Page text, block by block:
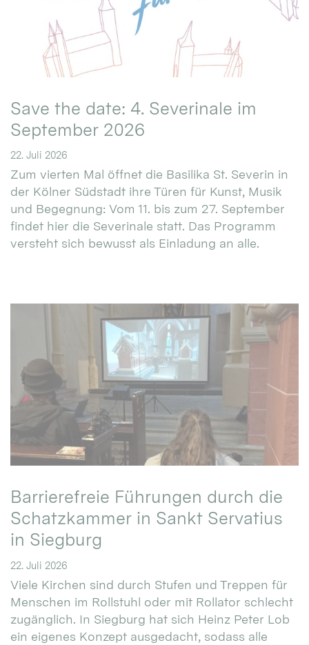
Save the date: 4. Severinale im
September 2026
22. Juli 2026
Zum vierten Mal öffnet die Basilika St. Severin in
der Kölner Südstadt ihre Türen für Kunst, Musik
und Begegnung: Vom 11. bis zum 27. September
findet hier die Severinale statt. Das Programm
versteht sich bewusst als Einladung an alle.
Barrierefreie Führungen durch die
Schatzkammer in Sankt Servatius
in Siegburg
22. Juli 2026
Viele Kirchen sind durch Stufen und Treppen für
Menschen im Rollstuhl oder mit Rollator schlecht
zugänglich. In Siegburg hat sich Heinz Peter Lob
ein eigenes Konzept ausgedacht, sodass alle